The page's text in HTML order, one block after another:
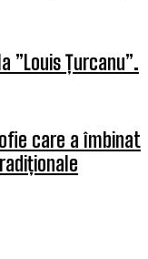
”Louis Țurcanu”.
care a îmbinat